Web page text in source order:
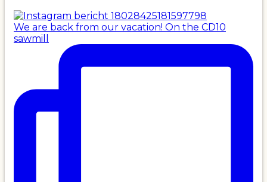
We are back from our vacation! On the CD10
sawmill